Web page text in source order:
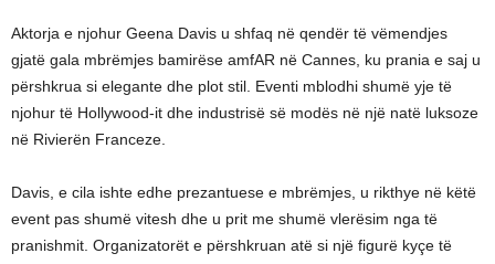
Aktorja e njohur Geena Davis u shfaq në qendër të vëmendjes
gjatë gala mbrëmjes bamirëse amfAR në Cannes, ku prania e saj u
përshkrua si elegante dhe plot stil. Eventi mblodhi shumë yje të
njohur të Hollywood-it dhe industrisë së modës në një natë luksoze
në Rivierën Franceze.
Davis, e cila ishte edhe prezantuese e mbrëmjes, u rikthye në këtë
event pas shumë vitesh dhe u prit me shumë vlerësim nga të
pranishmit. Organizatorët e përshkruan atë si një figurë kyçe të